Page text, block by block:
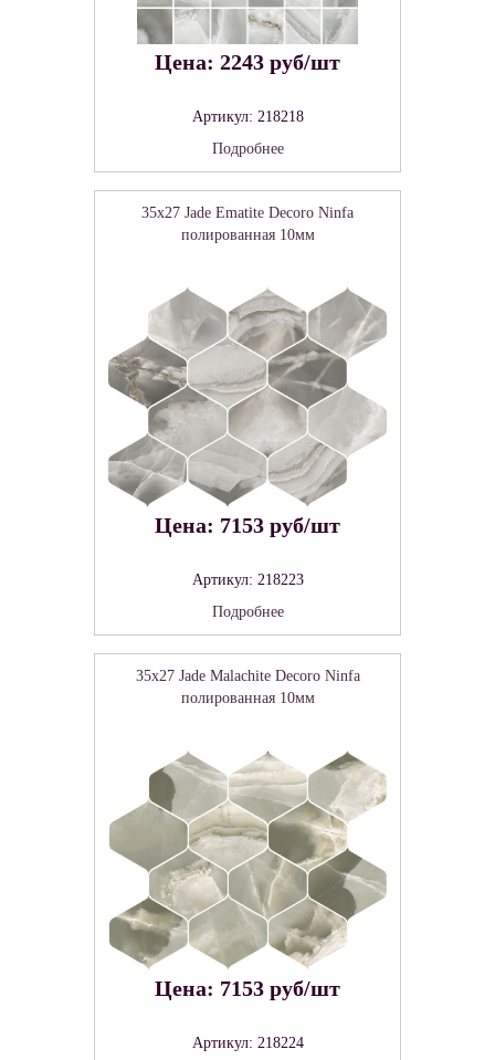
Цена: 2243 руб/шт
Артикул: 218218
Подробнее
35x27 Jade Ematite Decoro Ninfa
полированная 10мм
Цена: 7153 руб/шт
Артикул: 218223
Подробнее
35x27 Jade Malachite Decoro Ninfa
полированная 10мм
Цена: 7153 руб/шт
Артикул: 218224